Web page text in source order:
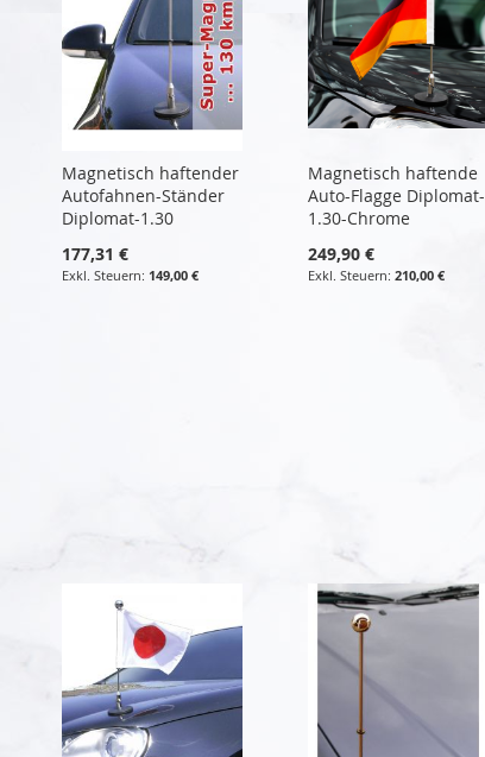
Magnetisch haftender
Autofahnen-Ständer
Diplomat-1.30
177,31 €
149,00 €
Magnetisch haftende
Auto-Flagge Diplomat-
1.30-Chrome
249,90 €
210,00 €